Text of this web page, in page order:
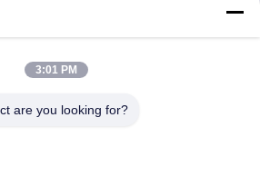
সেরা মূল্য পান
3:01 PM
are you looking for?